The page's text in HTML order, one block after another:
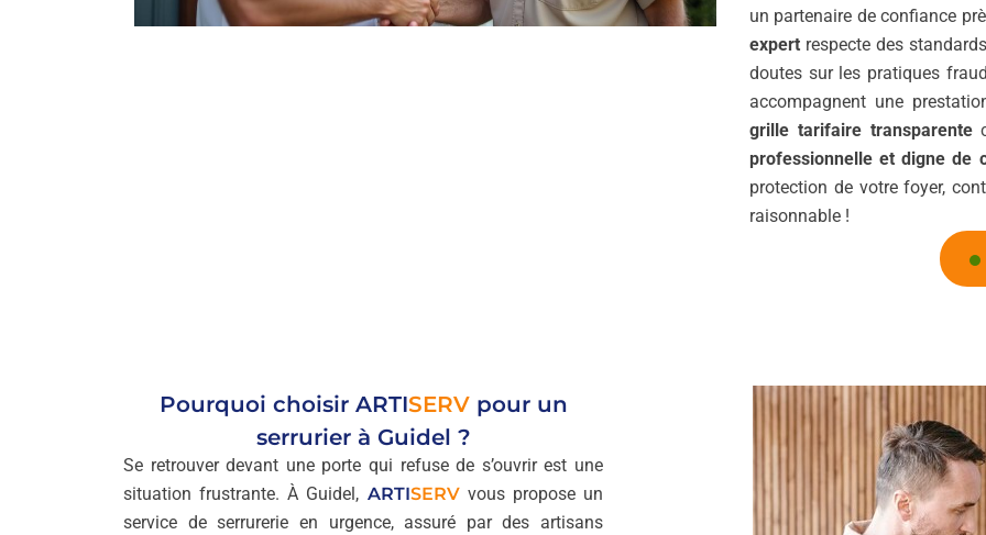
un partenaire de confiance
expertrespecte des
doutes sur les pratiques
accompagnent une
grille tarifaire transparente
professionnelle et digne de
protection de votre foyer,
raisonnable !
Pourquoi choisir ARTISERVpour un
serrurier à Guidel ?
Se retrouver devant une porte qui refuse de s’ouvrir est une
situation frustrante. À Guidel, ARTISERVvous propose un
service de serrurerie en urgence, assuré par des artisans